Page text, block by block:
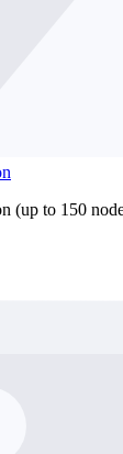
(up to 150